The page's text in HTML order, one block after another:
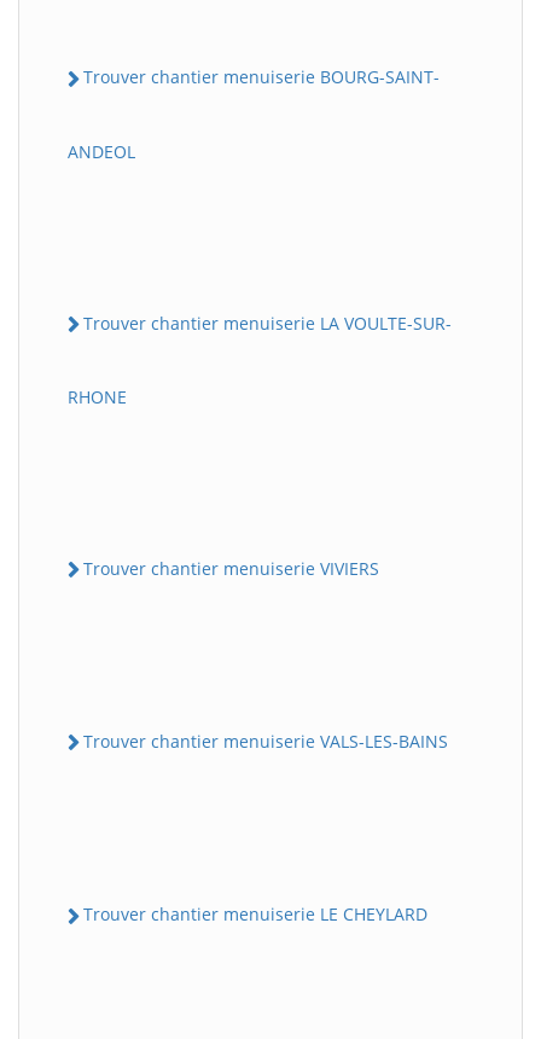
Trouver chantier menuiserie BOURG-SAINT-
ANDEOL
Trouver chantier menuiserie LA VOULTE-SUR-
RHONE
Trouver chantier menuiserie VIVIERS
Trouver chantier menuiserie VALS-LES-BAINS
Trouver chantier menuiserie LE CHEYLARD